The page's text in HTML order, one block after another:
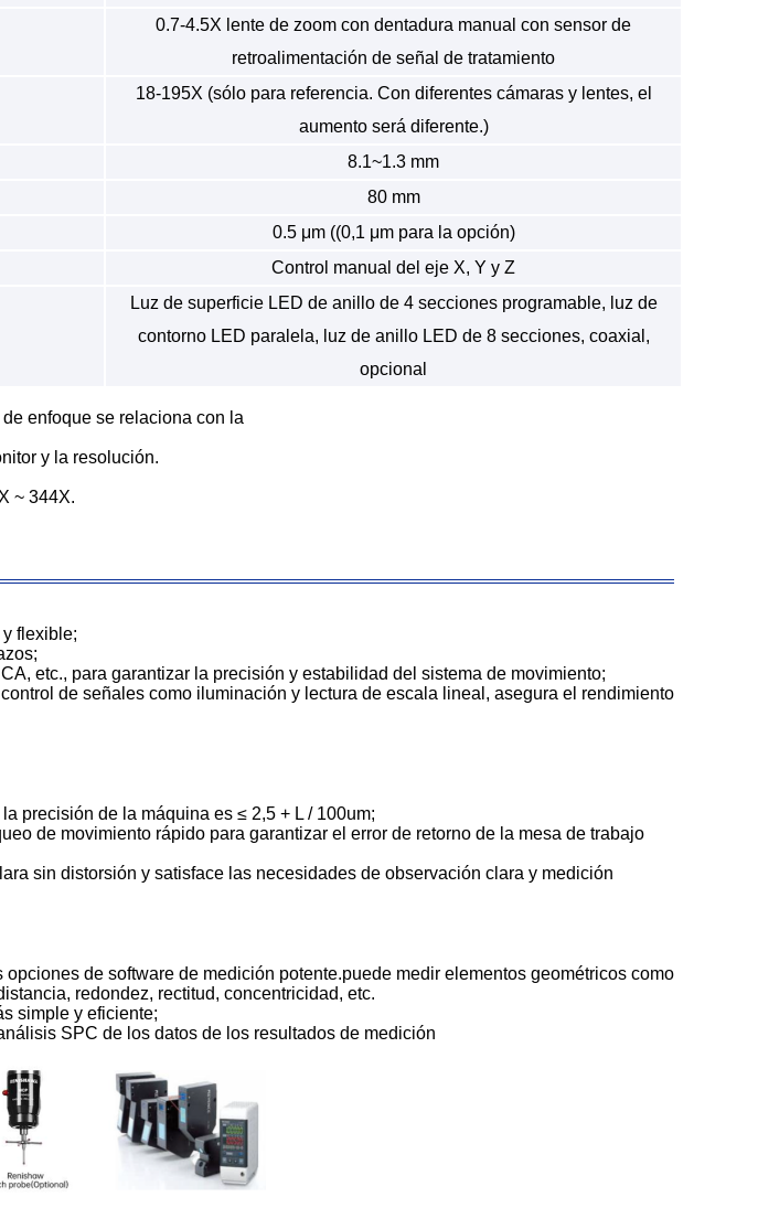
0.7-4.5X lente de zoom con dentadura manual con sensor de
retroalimentación de señal de tratamiento
18-195X (sólo para referencia. Con diferentes cámaras y lentes, el
aumento será diferente.)
8.1~1.3 mm
80 mm
0.5 μm ((0,1 μm para la opción)
Control manual del eje X, Y y Z
Luz de superficie LED de anillo de 4 secciones programable, luz de
contorno LED paralela, luz de anillo LED de 8 secciones, coaxial,
opcional
enfoque se relaciona con la
y la resolución.
~ 344X.
flexible;
etc., para garantizar la precisión y estabilidad del sistema de movimiento;
de señales como iluminación y lectura de escala lineal, asegura el rendimiento
precisión de la máquina es ≤ 2,5 + L / 100um;
de movimiento rápido para garantizar el error de retorno de la mesa de trabajo
sin distorsión y satisface las necesidades de observación clara y medición
de software de medición potente.puede medir elementos geométricos como
redondez, rectitud, concentricidad, etc.
simple y eficiente;
SPC de los datos de los resultados de medición